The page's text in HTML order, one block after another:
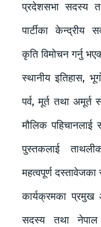
प्रदेशसभा सदस्य
पार्टीका केन्द्रीय
कृति विमोचन गर्नु
स्थानीय इतिहास,
पर्व, मूर्त तथा अमूर्त
मौलिक पहिचानलाई
पुस्तकलाई
महत्वपूर्ण दस्तावेजका
कार्यक्रमका प्रमुख
सदस्य तथा नेपाल